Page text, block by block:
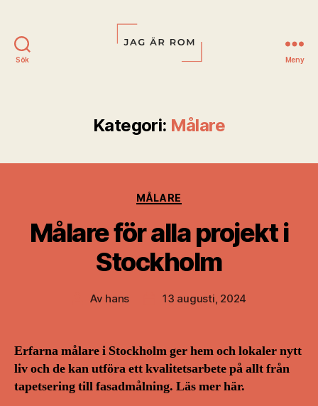
Sök Meny
Kategori: Målare
Kategorier
MÅLARE
Målare för alla projekt i
Stockholm
Inläggsförfattare
Av hans Inläggsdatum
13 augusti, 2024
Erfarna målare i Stockholm ger hem och lokaler nytt
liv och de kan utföra ett kvalitetsarbete på allt från
tapetsering till fasadmålning. Läs mer här.